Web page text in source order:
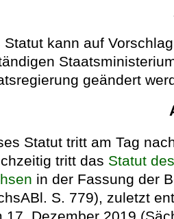
Statut kann auf
geändert
Statut tritt am Tag
tritt das Statut
in der Fassung der
S. 779), zuletzt